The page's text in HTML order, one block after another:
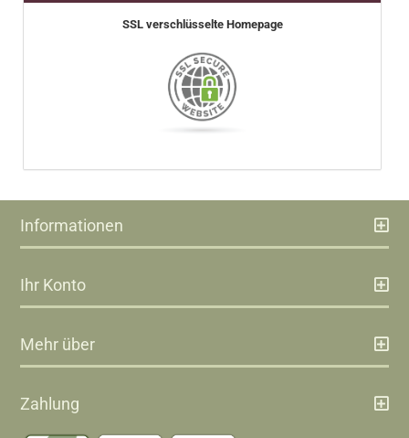
SSL verschlüsselte Homepage
Informationen
Ihr Konto
Mehr über
Zahlung